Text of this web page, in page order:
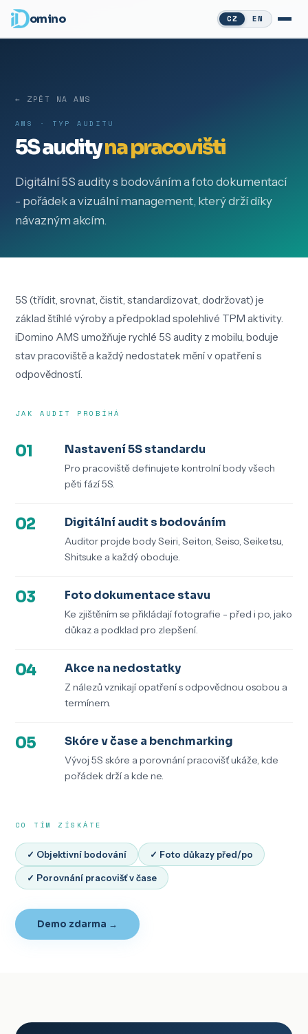
omino CZ EN
← ZPĚT NA AMS
AMS · TYP AUDITU
5S audityna pracovišti
Digitální 5S audity s bodováním a foto dokumentací
- pořádek a vizuální management, který drží díky
návazným akcím.
5S (třídit, srovnat, čistit, standardizovat, dodržovat) je
základ štíhlé výroby a předpoklad spolehlivé TPM aktivity.
iDomino AMS umožňuje rychlé 5S audity z mobilu, boduje
stav pracoviště a každý nedostatek mění v opatření s
odpovědností.
JAK AUDIT PROBÍHÁ
01 Nastavení 5S standardu
Pro pracoviště definujete kontrolní body všech
pěti fází 5S.
02 Digitální audit s bodováním
Auditor projde body Seiri, Seiton, Seiso, Seiketsu,
Shitsuke a každý oboduje.
03 Foto dokumentace stavu
Ke zjištěním se přikládají fotografie - před i po, jako
důkaz a podklad pro zlepšení.
04 Akce na nedostatky
Z nálezů vznikají opatření s odpovědnou osobou a
termínem.
05 Skóre v čase a benchmarking
Vývoj 5S skóre a porovnání pracovišť ukáže, kde
pořádek drží a kde ne.
CO TÍM ZÍSKÁTE
✓ Objektivní bodování ✓ Foto důkazy před/po
✓ Porovnání pracovišť v čase
Demo zdarma →